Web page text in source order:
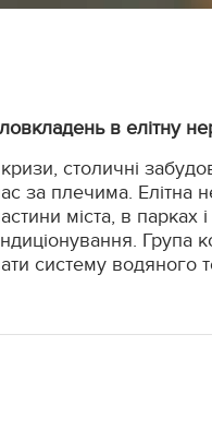
в елітну
столичні
за плечима. Елітна
міста, в
Група
систему водяного